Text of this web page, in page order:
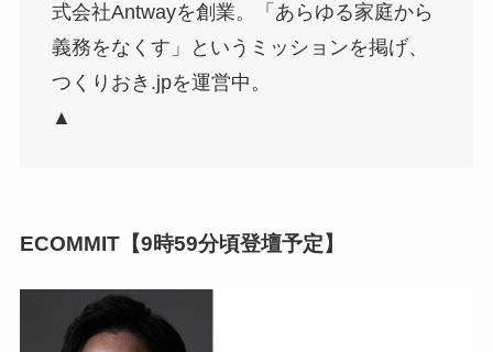
式会社Antwayを創業。「あらゆる家庭から
義務をなくす」というミッションを掲げ、
つくりおき.jpを運営中。
▲
ECOMMIT【9時59分頃登壇予定】